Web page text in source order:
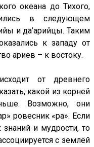
океана до Тихого,
в следующем
и да’арийцы. Таким
к западу от
ариев – к востоку.
от древнего
какой из корней
Возможно, они
ровесник «ра». Если
знаний и мудрости, то
с землёй